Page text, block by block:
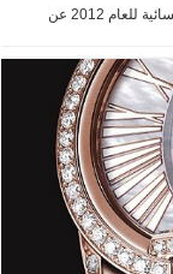
روجيه دوبوي تفوز بجائزة أفضل ساعة نسائية للعام 2012 عن